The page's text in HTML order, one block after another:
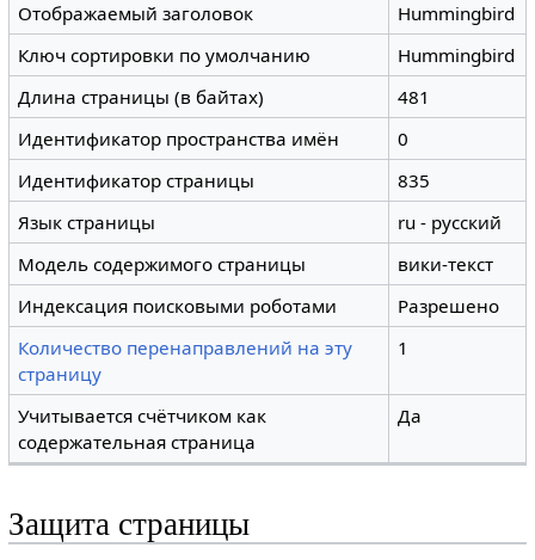
Отображаемый заголовок
Hummingbird
Ключ сортировки по умолчанию
Hummingbird
Длина страницы (в байтах)
481
Идентификатор пространства имён
0
Идентификатор страницы
835
Язык страницы
ru - русский
Модель содержимого страницы
вики-текст
Индексация поисковыми роботами
Разрешено
Количество перенаправлений на эту
страницу
1
Учитывается счётчиком как
содержательная страница
Да
Защита страницы